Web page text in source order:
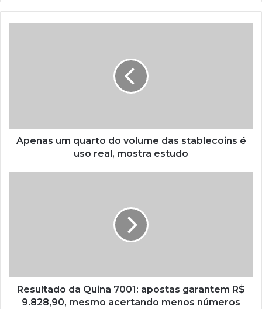
Apenas um quarto do volume das stablecoins é
uso real, mostra estudo
Resultado da Quina 7001: apostas garantem R$
9.828,90, mesmo acertando menos números